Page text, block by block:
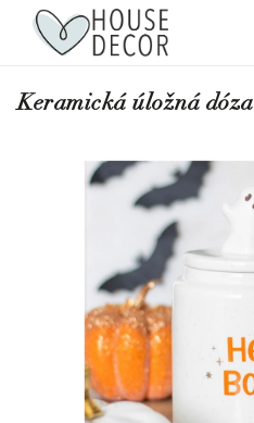
Keramická úložná dóza